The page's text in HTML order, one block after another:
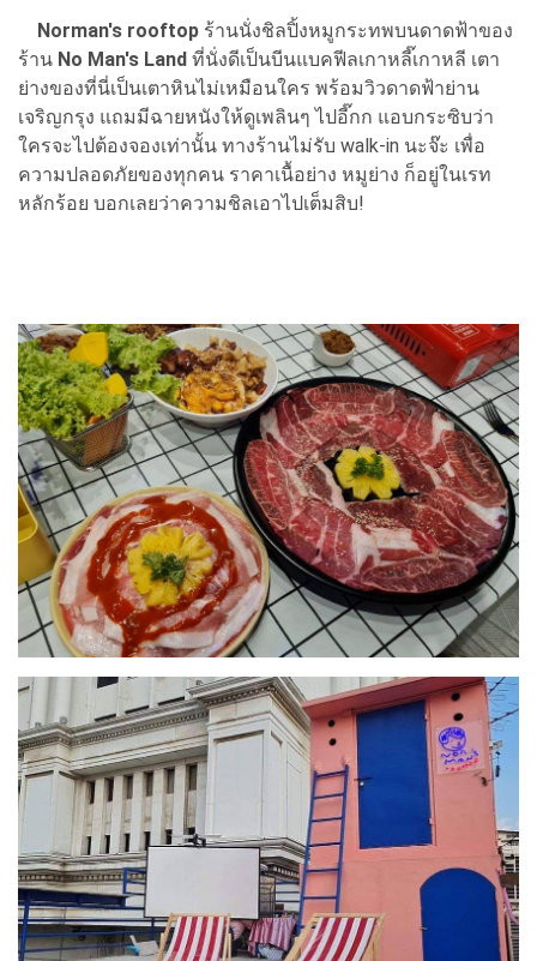
Norman's rooftop ร้านนั่งชิลปิ้งหมูกระทพบนดาดฟ้าของ
ร้าน No Man's Land ที่นั่งดีเป็นบีนแบคฟีลเกาหลี๊เกาหลี เตา
ย่างของที่นี่เป็นเตาหินไม่เหมือนใคร พร้อมวิวดาดฟ้าย่าน
เจริญกรุง แถมมีฉายหนังให้ดูเพลินๆ ไปอี๊กก แอบกระซิบว่า
ใครจะไปต้องจองเท่านั้น ทางร้านไม่รับ walk-in นะจ๊ะ เพื่อ
ความปลอดภัยของทุกคน ราคาเนื้อย่าง หมูย่าง ก็อยู่ในเรท
หลักร้อย บอกเลยว่าความชิลเอาไปเต็มสิบ!